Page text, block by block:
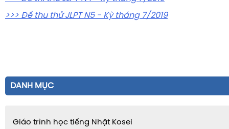
>>> Đề thu thử JLPT N5 - Kỳ tháng 7/2019
DANH MỤC
Giáo trình học tiếng Nhật Kosei